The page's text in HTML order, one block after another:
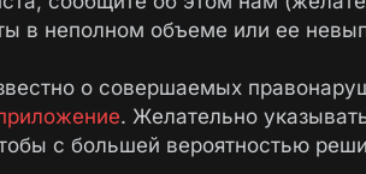
в неполном объеме или ее
о совершаемых
. Желательно
с большей вероятностью